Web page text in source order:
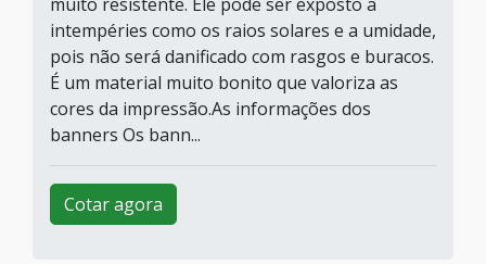
intempéries como os raios solares e a umidade,
pois não será danificado com rasgos e buracos.
É um material muito bonito que valoriza as
cores da impressão.As informações dos
banners Os bann...
Cotar agora